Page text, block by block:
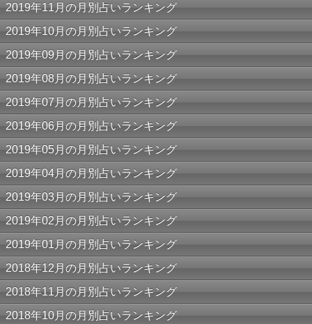
2019年11月の月別占いランキング
2019年10月の月別占いランキング
2019年09月の月別占いランキング
2019年08月の月別占いランキング
2019年07月の月別占いランキング
2019年06月の月別占いランキング
2019年05月の月別占いランキング
2019年04月の月別占いランキング
2019年03月の月別占いランキング
2019年02月の月別占いランキング
2019年01月の月別占いランキング
2018年12月の月別占いランキング
2018年11月の月別占いランキング
2018年10月の月別占いランキング